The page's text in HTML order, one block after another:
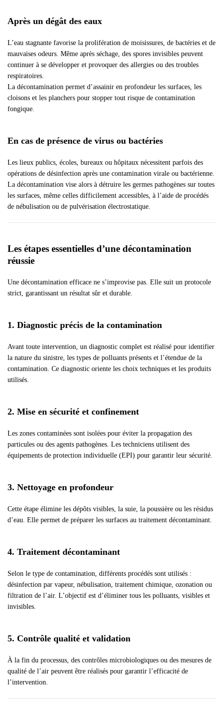
Après un dégât des eaux
L’eau stagnante favorise la prolifération de moisissures, de bactéries et de
mauvaises odeurs. Même après séchage, des spores invisibles peuvent
continuer à se développer et provoquer des allergies ou des troubles
respiratoires.
La décontamination permet d’assainir en profondeur les surfaces, les
cloisons et les planchers pour stopper tout risque de contamination
fongique.
En cas de présence de virus ou bactéries
Les lieux publics, écoles, bureaux ou hôpitaux nécessitent parfois des
opérations de désinfection après une contamination virale ou bactérienne.
La décontamination vise alors à détruire les germes pathogènes sur toutes
les surfaces, même celles difficilement accessibles, à l’aide de procédés
de nébulisation ou de pulvérisation électrostatique.
Les étapes essentielles d’une décontamination
réussie
Une décontamination efficace ne s’improvise pas. Elle suit un protocole
strict, garantissant un résultat sûr et durable.
1. Diagnostic précis de la contamination
Avant toute intervention, un diagnostic complet est réalisé pour identifier
la nature du sinistre, les types de polluants présents et l’étendue de la
contamination. Ce diagnostic oriente les choix techniques et les produits
utilisés.
2. Mise en sécurité et confinement
Les zones contaminées sont isolées pour éviter la propagation des
particules ou des agents pathogènes. Les techniciens utilisent des
équipements de protection individuelle (EPI) pour garantir leur sécurité.
3. Nettoyage en profondeur
Cette étape élimine les dépôts visibles, la suie, la poussière ou les résidus
d’eau. Elle permet de préparer les surfaces au traitement décontaminant.
4. Traitement décontaminant
Selon le type de contamination, différents procédés sont utilisés :
désinfection par vapeur, nébulisation, traitement chimique, ozonation ou
filtration de l’air. L’objectif est d’éliminer tous les polluants, visibles et
invisibles.
5. Contrôle qualité et validation
À la fin du processus, des contrôles microbiologiques ou des mesures de
qualité de l’air peuvent être réalisés pour garantir l’efficacité de
l’intervention.